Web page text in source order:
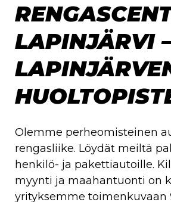
LAPINJÄRVI
Olemme perheomisteinen
rengasliike. Löydät meiltä
henkilö- ja pakettiautoille.
myynti ja maahantuonti on
yrityksemme toimenkuvaan